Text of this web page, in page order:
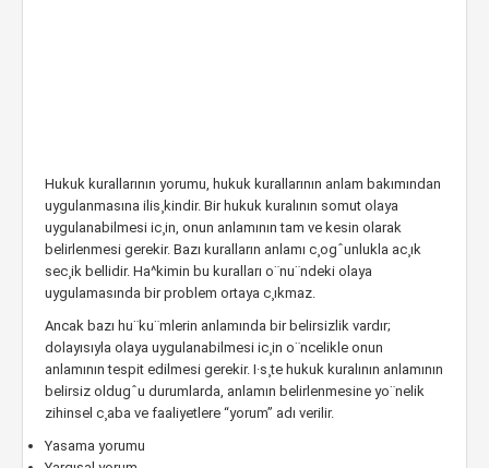
Hukuk kurallarının yorumu, hukuk kurallarının anlam bakımından
uygulanmasına ilis¸kindir. Bir hukuk kuralının somut olaya
uygulanabilmesi ic¸in, onun anlamının tam ve kesin olarak
belirlenmesi gerekir. Bazı kuralların anlamı c¸ogˆunlukla ac¸ık
sec¸ik bellidir. Ha^kimin bu kuralları o¨nu¨ndeki olaya
uygulamasında bir problem ortaya c¸ıkmaz.
Ancak bazı hu¨ku¨mlerin anlamında bir belirsizlik vardır;
dolayısıyla olaya uygulanabilmesi ic¸in o¨ncelikle onun
anlamının tespit edilmesi gerekir. I·s¸te hukuk kuralının anlamının
belirsiz oldugˆu durumlarda, anlamın belirlenmesine yo¨nelik
zihinsel c¸aba ve faaliyetlere “yorum” adı verilir.
Yasama yorumu